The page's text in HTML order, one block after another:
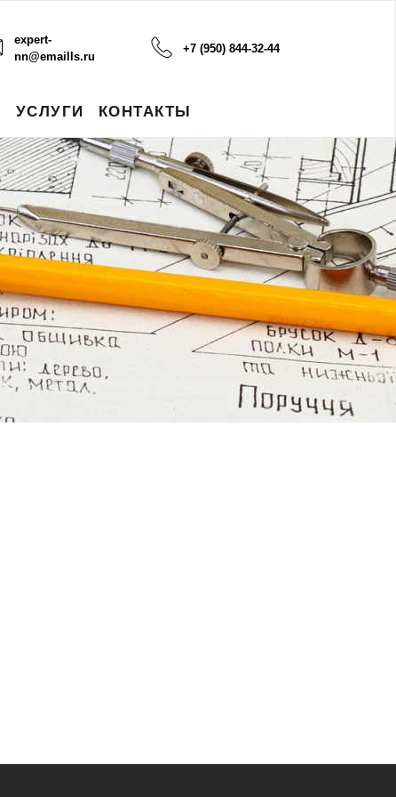
expert-
nn@emaills.ru
+7 (950) 844-32-44
УСЛУГИ КОНТАКТЫ